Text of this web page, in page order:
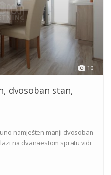
10
dvosoban stan,
namješten manji dvosoban
na dvanaestom spratu vidi